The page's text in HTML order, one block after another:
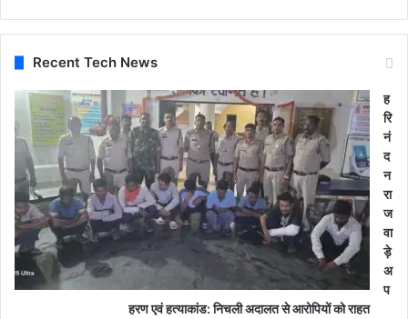
Recent Tech News
ह
रि
नं
द
न
रा
ज
वा
ड़े
अ
प
हरण एवं हत्याकांड: निचली अदालत से आरोपियों को राहत